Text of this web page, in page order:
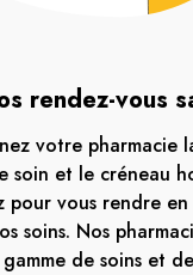
rendez-vous
votre pharmacie
soin et le créneau
pour vous rendre
soins. Nos
de soins et